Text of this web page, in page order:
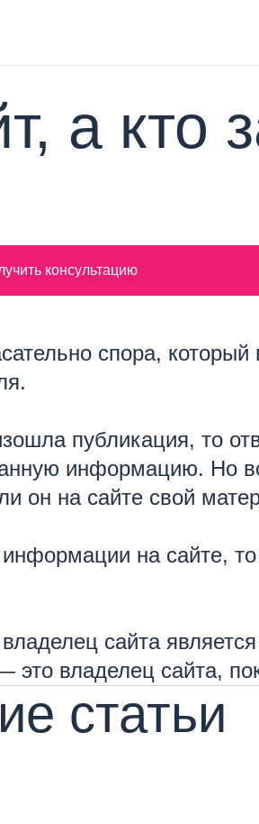
а кто
консультацию
спора, который
публикация, то
информацию. Но
он на сайте свой
на сайте,
сайта
это владелец сайта,
статьи